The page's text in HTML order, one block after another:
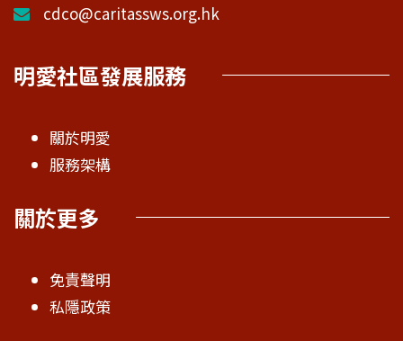
cdco@caritassws.org.hk
明愛社區發展服務
關於明愛
服務架構
關於更多
免責聲明
私隱政策